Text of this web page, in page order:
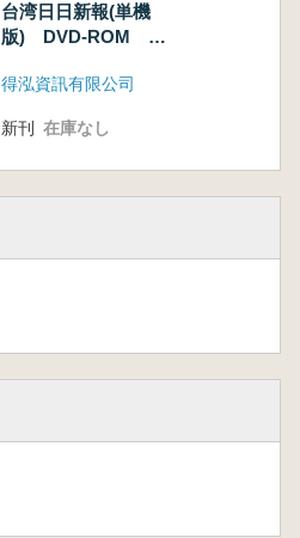
台湾日日新報(単機
版) DVD-ROM 昭
得泓資訊有限公司
新刊 在庫なし